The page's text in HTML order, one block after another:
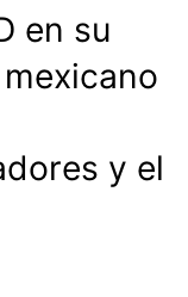
en su
y el